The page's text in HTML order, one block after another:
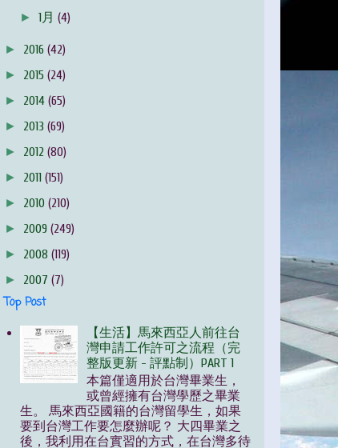
►1月(4)
► 2016 (42)
► 2015 (24)
► 2014 (65)
► 2013 (69)
► 2012 (80)
► 2011 (151)
► 2010 (210)
► 2009 (249)
► 2008 (119)
► 2007 (7)
Top Post
【生活】馬來西亞人前往台
灣申請工作許可之流程（完
整版更新 - 評點制）PART 1
本篇僅適用於台灣畢業生，
或曾經擁有台灣學歷之畢業
生。 馬來西亞國籍的台灣留學生，如果
要到台灣工作要怎麼辦呢？ 大四畢業之
後，我利用在台實習的方式，在台灣多待